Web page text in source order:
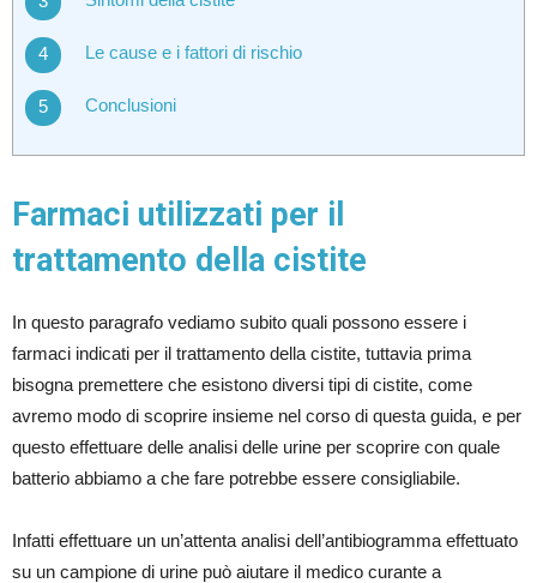
Le cause e i fattori di rischio
Conclusioni
Farmaci utilizzati per il
trattamento della cistite
In questo paragrafo vediamo subito quali possono essere i
farmaci indicati per il trattamento della cistite, tuttavia prima
bisogna premettere che esistono diversi tipi di cistite, come
avremo modo di scoprire insieme nel corso di questa guida, e per
questo effettuare delle analisi delle urine per scoprire con quale
batterio abbiamo a che fare potrebbe essere consigliabile.
Infatti effettuare un un’attenta analisi dell’antibiogramma effettuato
su un campione di urine può aiutare il medico curante a